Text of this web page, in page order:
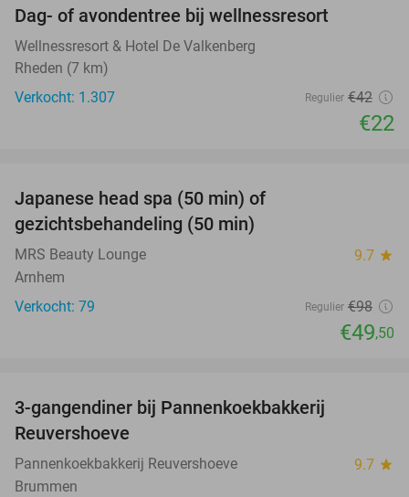
Dag- of avondentree bij wellnessresort
Wellnessresort & Hotel De Valkenberg
Rheden (7 km)
Verkocht: 1.307
Regulier €42
€22
Japanese head spa (50 min) of
gezichtsbehandeling (50 min)
MRS Beauty Lounge 9.7 star
Arnhem
Verkocht: 79
Regulier €98
€49,50
3-gangendiner bij Pannenkoekbakkerij
Reuvershoeve
Pannenkoekbakkerij Reuvershoeve 9.7 star
Brummen